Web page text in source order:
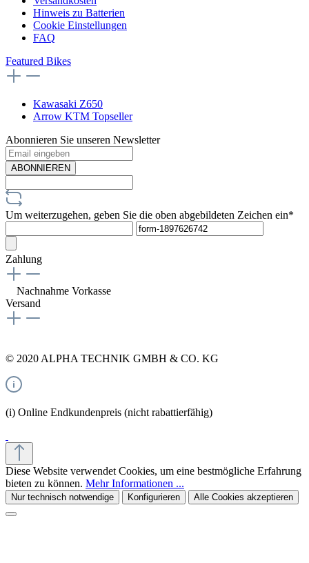
Hinweis zu Batterien
Cookie Einstellungen
FAQ
Featured Bikes
Kawasaki Z650
Arrow KTM Topseller
Abonnieren Sie unseren Newsletter
ABONNIEREN
Um weiterzugehen, geben Sie die oben abgebildeten Zeichen ein*
Zahlung
Nachnahme Vorkasse
Versand
© 2020 ALPHA TECHNIK GMBH & CO. KG
(i) Online Endkundenpreis (nicht rabattierfähig)
Diese Website verwendet Cookies, um eine bestmögliche Erfahrung
bieten zu können. Mehr Informationen ...
Nur technisch notwendige Konfigurieren Alle Cookies akzeptieren